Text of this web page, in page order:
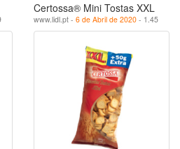
Certossa® Mini Tostas XXL
www.lidl.pt - 6 de Abril de 2020 - 1.45